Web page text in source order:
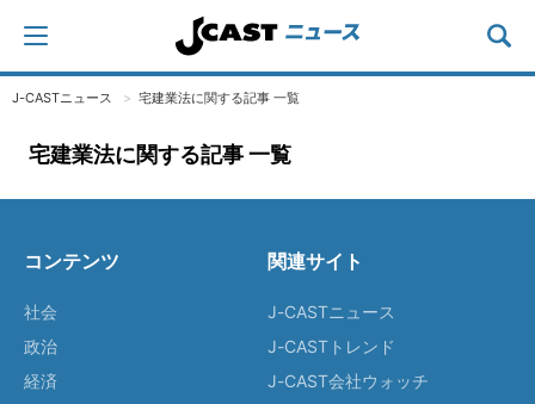
J-CASTニュース 宅建業法に関する記事 一覧
宅建業法に関する記事 一覧
コンテンツ
社会
政治
経済
関連サイト
J-CASTニュース
J-CASTトレンド
J-CAST会社ウォッチ